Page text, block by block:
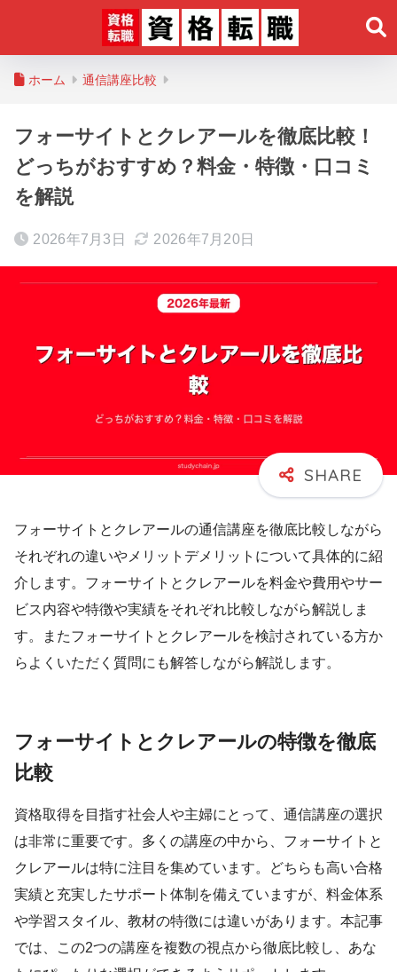
ホーム 通信講座比較
フォーサイトとクレアールを徹底比較！
どっちがおすすめ？料金・特徴・口コミ
を解説
2026年7月3日 2026年7月20日
フォーサイトとクレアールの通信講座を徹底比較しながら
それぞれの違いやメリットデメリットについて具体的に紹
介します。フォーサイトとクレアールを料金や費用やサー
ビス内容や特徴や実績をそれぞれ比較しながら解説しま
す。またフォーサイトとクレアールを検討されている方か
らよくいただく質問にも解答しながら解説します。
フォーサイトとクレアールの特徴を徹底
比較
資格取得を目指す社会人や主婦にとって、通信講座の選択
は非常に重要です。多くの講座の中から、フォーサイトと
クレアールは特に注目を集めています。どちらも高い合格
実績と充実したサポート体制を備えていますが、料金体系
や学習スタイル、教材の特徴には違いがあります。本記事
では、この2つの講座を複数の視点から徹底比較し、あな